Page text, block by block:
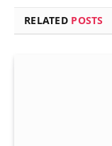
RELATED POSTS